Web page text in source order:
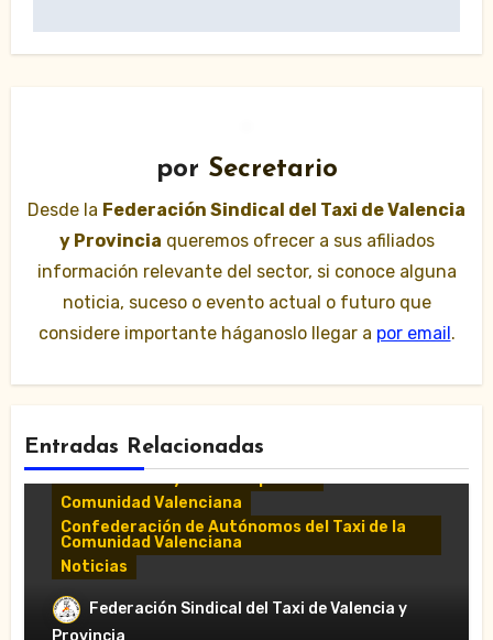
por Secretario
Desde la Federación Sindical del Taxi de Valencia
y Provincia queremos ofrecer a sus afiliados
información relevante del sector, si conoce alguna
noticia, suceso o evento actual o futuro que
considere importante háganoslo llegar a por email.
Entradas Relacionadas
Comunidad Valenciana
Confederación de Autónomos del Taxi de la
Comunidad Valenciana
Noticias
«El taxi de Alicante muestra su
desánimo tras una reunión “infructuosa”
Federación Sindical del Taxi de Valencia y
Provincia